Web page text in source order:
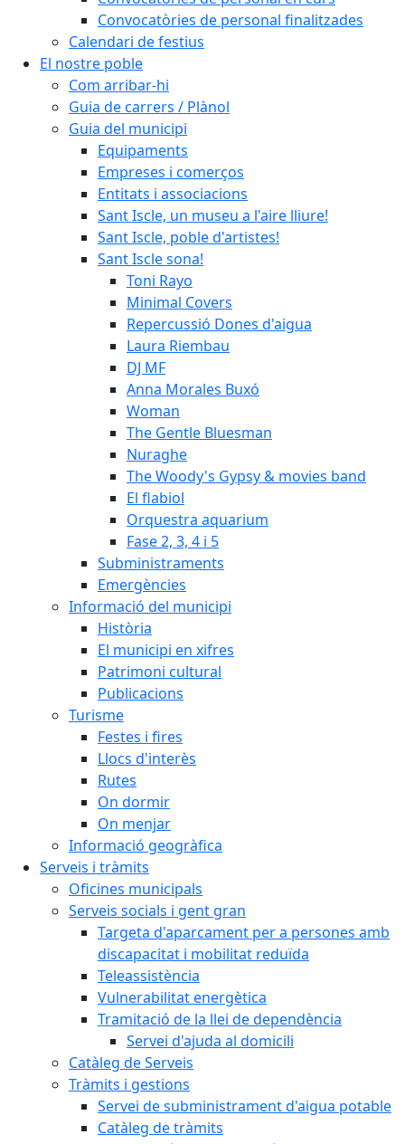
Convocatòries de personal finalitzades
Calendari de festius
El nostre poble
Com arribar-hi
Guia de carrers / Plànol
Guia del municipi
Equipaments
Empreses i comerços
Entitats i associacions
Sant Iscle, un museu a l'aire lliure!
Sant Iscle, poble d'artistes!
Sant Iscle sona!
Toni Rayo
Minimal Covers
Repercussió Dones d'aigua
Laura Riembau
DJ MF
Anna Morales Buxó
Woman
The Gentle Bluesman
Nuraghe
The Woody's Gypsy & movies band
El flabiol
Orquestra aquarium
Fase 2, 3, 4 i 5
Subministraments
Emergències
Informació del municipi
Història
El municipi en xifres
Patrimoni cultural
Publicacions
Turisme
Festes i fires
Llocs d'interès
Rutes
On dormir
On menjar
Informació geogràfica
Serveis i tràmits
Oficines municipals
Serveis socials i gent gran
Targeta d'aparcament per a persones amb
discapacitat i mobilitat reduïda
Teleassistència
Vulnerabilitat energètica
Tramitació de la llei de dependència
Servei d'ajuda al domicili
Catàleg de Serveis
Tràmits i gestions
Servei de subministrament d'aigua potable
Catàleg de tràmits